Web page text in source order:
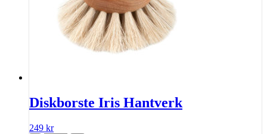
Diskborste Iris Hantverk
249 kr